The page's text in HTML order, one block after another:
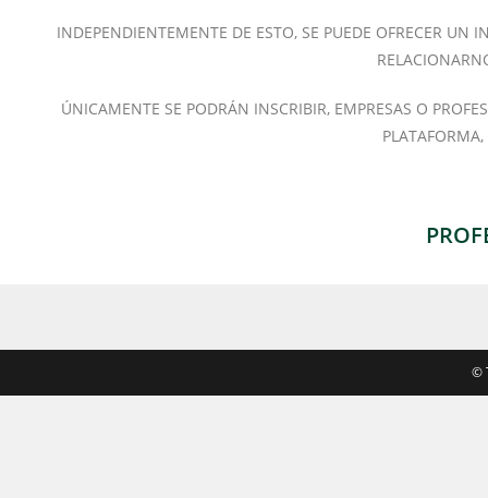
INDEPENDIENTEMENTE DE ESTO, SE PUEDE OFRECER UN
ÚNICAMENTE SE PODRÁN INSCRIBIR, EMPRESAS O
©️